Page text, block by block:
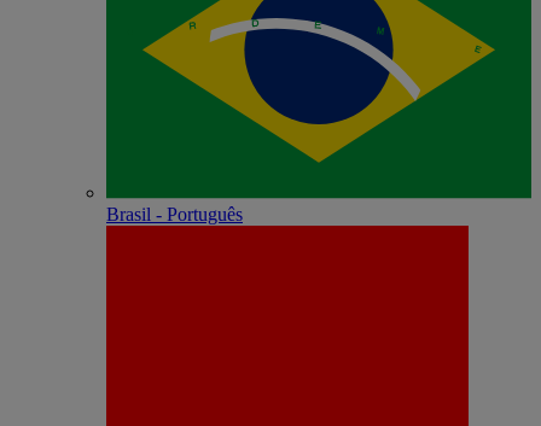
Brasil - Português